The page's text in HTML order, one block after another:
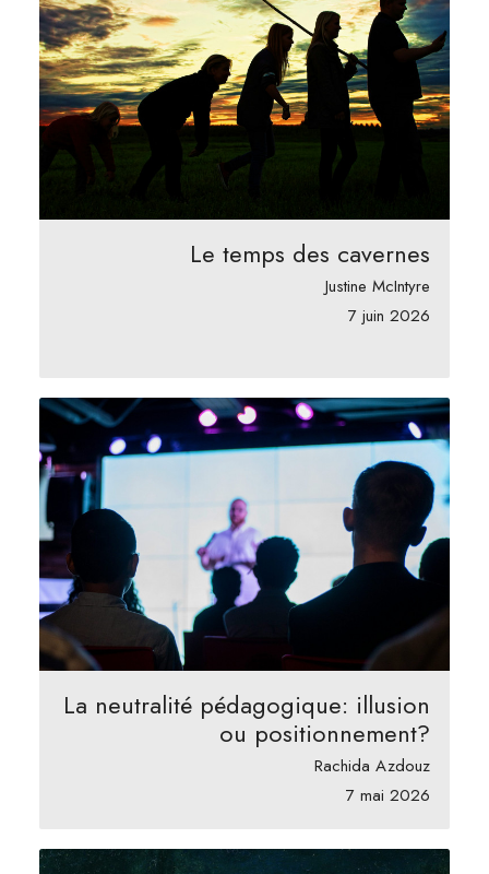
Le temps des cavernes
Justine McIntyre
7 juin 2026
La neutralité pédagogique: illusion
ou positionnement?
Rachida Azdouz
7 mai 2026